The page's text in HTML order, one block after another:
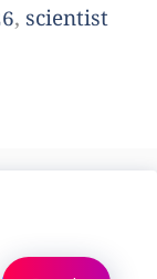
, scientist